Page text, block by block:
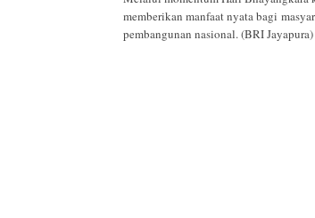
memberikan manfaat nyata bagi
pembangunan nasional. (BRI Jayapura)